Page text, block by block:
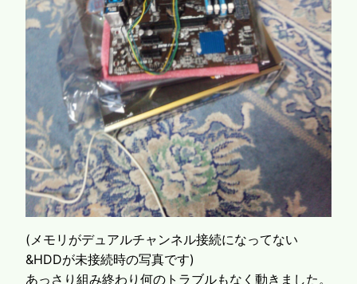
(メモリがデュアルチャンネル接続になってない
&HDDが未接続時の写真です)
あっさり組み終わり何のトラブルもなく動きました。